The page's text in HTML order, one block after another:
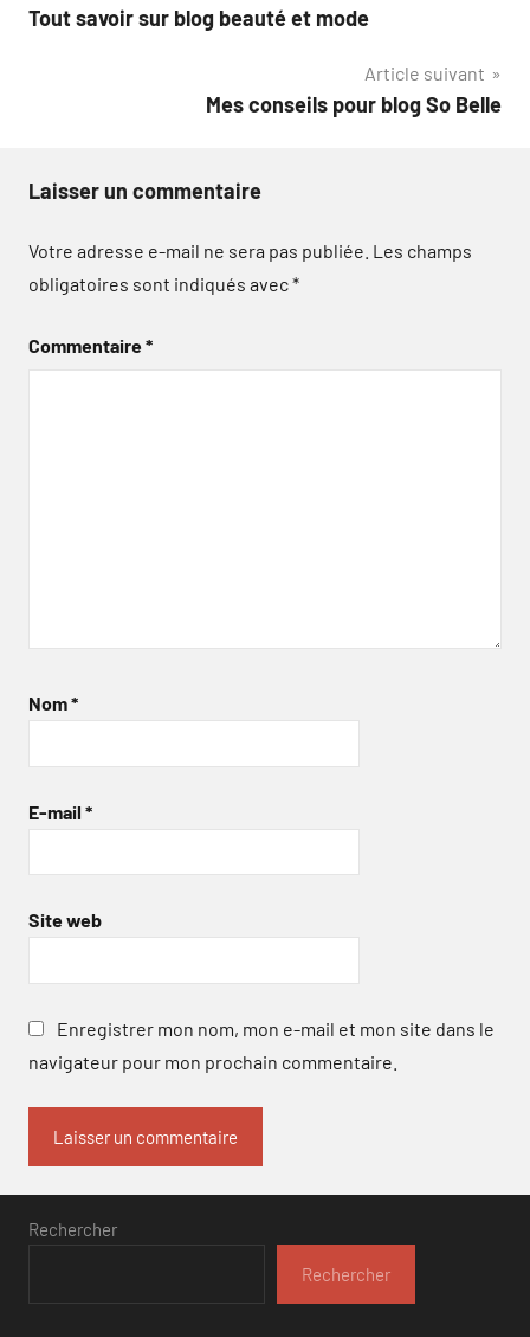
de
Tout savoir sur blog beauté et mode
Article suivant
Mes conseils pour blog So Belle
Laisser un commentaire
Votre adresse e-mail ne sera pas publiée. Les champs
obligatoires sont indiqués avec*
Commentaire*
Nom*
E-mail *
Site web
Enregistrer mon nom, mon e-mail et mon site dans le
navigateur pour mon prochain commentaire.
Rechercher
Rechercher